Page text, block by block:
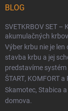
BLOG
SVETKRBOV SET
akumulačných krbov
Výber krbu nie je
stavba krbu a jej
predstavíme systém
ŠTART, KOMFORT a
Skamotec, Stabica a
domova.